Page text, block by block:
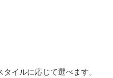
イルに応じて選べます。